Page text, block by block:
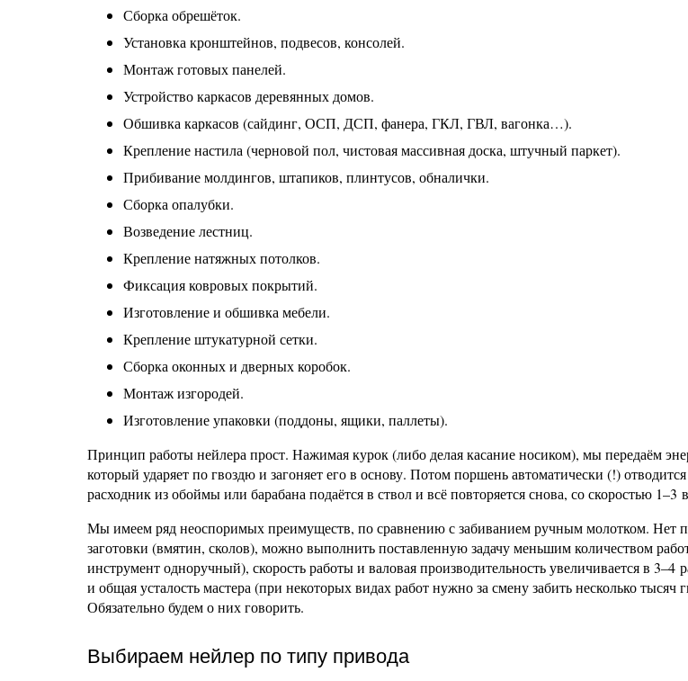
Сборка обрешёток.
Установка кронштейнов, подвесов, консолей.
Монтаж готовых панелей.
Устройство каркасов деревянных домов.
Обшивка каркасов (сайдинг, ОСП, ДСП, фанера, ГКЛ, ГВЛ, вагонка…).
Крепление настила (черновой пол, чистовая массивная доска, штучный паркет).
Прибивание молдингов, штапиков, плинтусов, обналички.
Сборка опалубки.
Возведение лестниц.
Крепление натяжных потолков.
Фиксация ковровых покрытий.
Изготовление и обшивка мебели.
Крепление штукатурной сетки.
Сборка оконных и дверных коробок.
Монтаж изгородей.
Изготовление упаковки (поддоны, ящики, паллеты).
Принцип работы нейлера прост. Нажимая курок (либо делая касание носиком), мы передаём
который ударяет по гвоздю и загоняет его в основу. Потом поршень автоматически (!)
расходник из обоймы или барабана подаётся в ствол и всё повторяется снова, со скоростью 1–3
Мы имеем ряд неоспоримых преимуществ, по сравнению с забиванием ручным молотком. Нет
заготовки (вмятин, сколов), можно выполнить поставленную задачу меньшим количеством
инструмент одноручный), скорость работы и валовая производительность увеличивается в 3–4
и общая усталость мастера (при некоторых видах работ нужно за смену забить несколько тысяч
Обязательно будем о них говорить.
Выбираем нейлер по типу привода